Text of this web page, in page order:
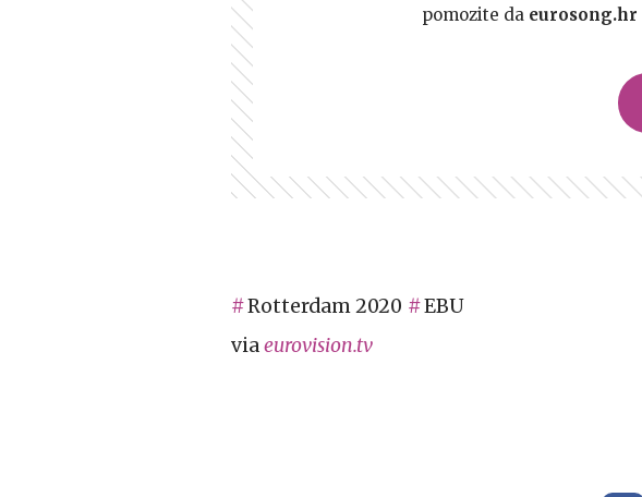
pomozite da eurosong.hr
Rotterdam 2020
EBU
viaeurovision.tv